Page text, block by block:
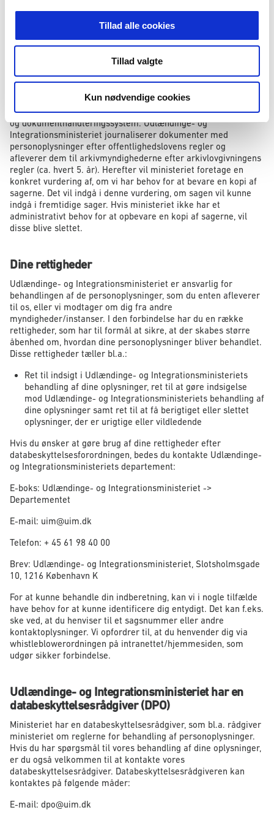
Tillad alle cookies
Tillad valgte
Kun nødvendige cookies
eller ved grov uagtsomhed overtræder den særlige
tavshedspligt i whistleblowerlovens § 25, kan straffes med
bøde, medmindre højere straf er forskyldt efter anden
lovgivningen i medfør af whistleblowerlovens § 30 stk. 1, nr. 1.
Opbevaring af dine oplysninger
Sager, der indberettes efter whistleblowerordningen,
registreres med et journalnummer i vores elektroniske sags-
og dokumenthåndteringssystem. Udlændinge- og
Integrationsministeriet journaliserer dokumenter med
personoplysninger efter offentlighedslovens regler og
afleverer dem til arkivmyndighederne efter arkivlovgivningens
regler (ca. hvert 5. år). Herefter vil ministeriet foretage en
konkret vurdering af, om vi har behov for at bevare en kopi af
sagerne. Det vil indgå i denne vurdering, om sagen vil kunne
indgå i fremtidige sager. Hvis ministeriet ikke har et
administrativt behov for at opbevare en kopi af sagerne, vil
disse blive slettet.
Dine rettigheder
Udlændinge- og Integrationsministeriet er ansvarlig for
behandlingen af de personoplysninger, som du enten afleverer
til os, eller vi modtager om dig fra andre
myndigheder/instanser. I den forbindelse har du en række
rettigheder, som har til formål at sikre, at der skabes større
åbenhed om, hvordan dine personoplysninger bliver behandlet.
Disse rettigheder tæller bl.a.:
Ret til indsigt i Udlændinge- og Integrationsministeriets
behandling af dine oplysninger, ret til at gøre indsigelse
mod Udlændinge- og Integrationsministeriets behandling af
dine oplysninger samt ret til at få berigtiget eller slettet
oplysninger, der er urigtige eller vildledende
Hvis du ønsker at gøre brug af dine rettigheder efter
databeskyttelsesforordningen, bedes du kontakte Udlændinge-
og Integrationsministeriets departement:
E-boks: Udlændinge- og Integrationsministeriet ->
Departementet
E-mail: uim@uim.dk
Telefon: + 45 61 98 40 00
Brev: Udlændinge- og Integrationsministeriet, Slotsholmsgade
10, 1216 København K
For at kunne behandle din indberetning, kan vi i nogle tilfælde
have behov for at kunne identificere dig entydigt. Det kan f.eks.
ske ved, at du henviser til et sagsnummer eller andre
kontaktoplysninger. Vi opfordrer til, at du henvender dig via
whistleblowerordningen på intranettet/hjemmesiden, som
udgør sikker forbindelse.
Udlændinge- og Integrationsministeriet har en
databeskyttelsesrådgiver (DPO)
Ministeriet har en databeskyttelsesrådgiver, som bl.a. rådgiver
ministeriet om reglerne for behandling af personoplysninger.
Hvis du har spørgsmål til vores behandling af dine oplysninger,
er du også velkommen til at kontakte vores
databeskyttelsesrådgiver. Databeskyttelsesrådgiveren kan
kontaktes på følgende måder:
E-mail: dpo@uim.dk